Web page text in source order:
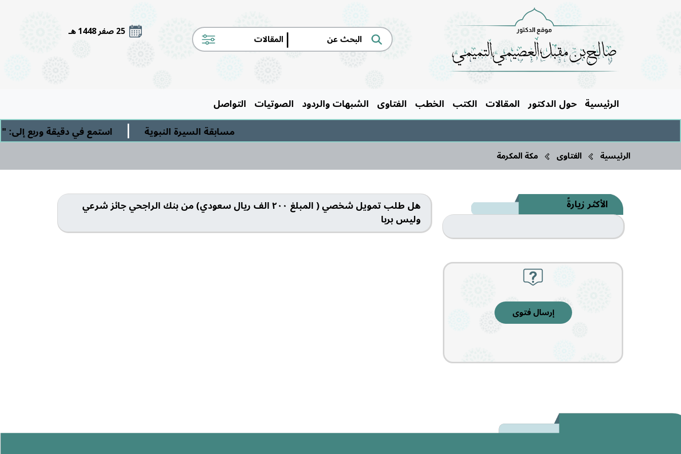
| 25 صفر 1448 هـ
الرئيسية حول الدكتور المقالات الكتب الخطب الفتاوى الشبهات والردود الصوتيات التواصل
مسابقة السيرة النبوية
| استمع في دقيقة وربع إلى: "
الرئيسية الفتاوى مكة المكرمة
الأكثر زيارةً
إرسال فتوى
هل طلب تمويل شخصي ( المبلغ ٢٠٠ الف ريال سعودي) من بنك الراجحي جائز شرعي
وليس بربا